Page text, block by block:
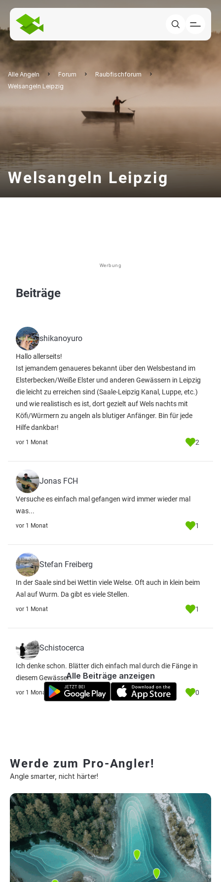
Alle Angeln Forum
Raubfischforum
Welsangeln Leipzig
Welsangeln Leipzig
Werbung
Beiträge
shikanoyuro
Hallo allerseits!
Ist jemandem genaueres bekannt über den Welsbestand im
Elsterbecken/Weiße Elster und anderen Gewässern in Leipzig
die leicht zu erreichen sind (Saale-Leipzig Kanal, Luppe, etc.)
und wie realistisch es ist, dort gezielt auf Wels nachts mit
Köfi/Würmern zu angeln als blutiger Anfänger. Bin für jede
Hilfe dankbar!
vor 1 Monat 2
Jonas FCH
Versuche es einfach mal gefangen wird immer wieder mal
was...
vor 1 Monat 1
Stefan Freiberg
In der Saale sind bei Wettin viele Welse. Oft auch in klein beim
Aal auf Wurm. Da gibt es viele Stellen.
vor 1 Monat 1
Schistocerca
Ich denke schon. Blätter dich einfach mal durch die Fänge in
diesem Gewässer.
vor 1 Monat 0
Alle Beiträge anzeigen
Werde zum Pro-Angler!
Angle smarter, nicht härter!